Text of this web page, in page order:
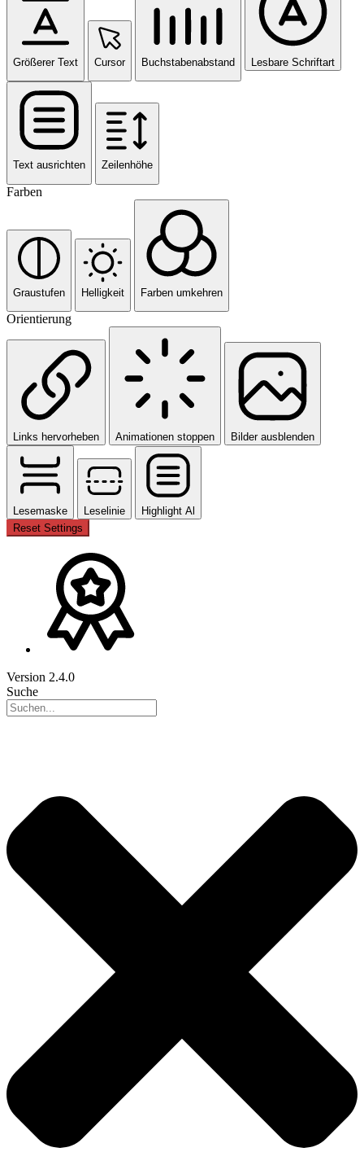
Größerer Text Cursor Buchstabenabstand Lesbare Schriftart
Text ausrichten Zeilenhöhe
Farben
Graustufen Helligkeit Farben umkehren
Orientierung
Links hervorheben Animationen stoppen Bilder ausblenden
Lesemaske Leselinie
Highlight Al
Reset Settings
Version 2.4.0
Suche